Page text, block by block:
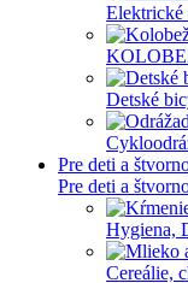
Elektrické
Detské
Pre deti a
Pre deti a
Hygiena,
Cereálie,